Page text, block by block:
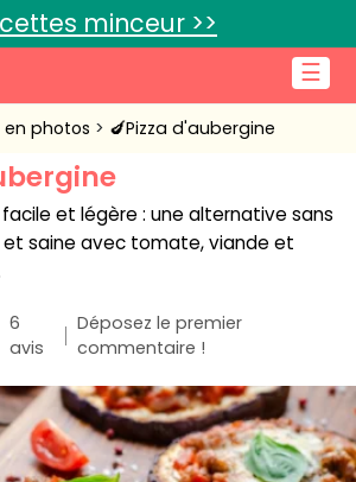
☰
minceur >>
Connexion
photos 🍆Pizza d'aubergine
facile et légère : une alternative sans
saine avec tomate, viande et
6
avis
Déposez le premier
commentaire !